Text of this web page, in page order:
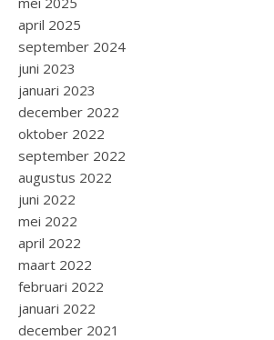
april 2025
september 2024
juni 2023
januari 2023
december 2022
oktober 2022
september 2022
augustus 2022
juni 2022
mei 2022
april 2022
maart 2022
februari 2022
januari 2022
december 2021